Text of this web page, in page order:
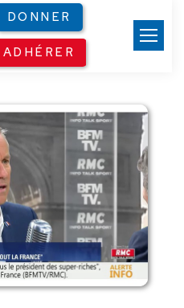
DONNER
ADHÉRER